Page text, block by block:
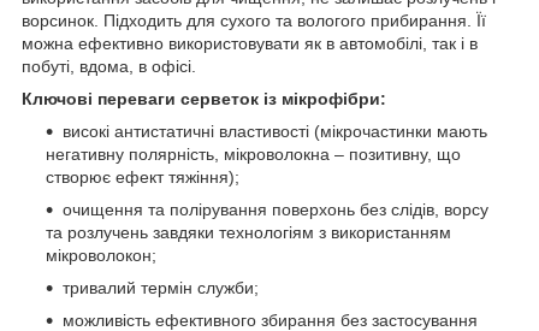
ворсинок. Підходить для сухого та вологого прибирання. Її
можна ефективно використовувати як в автомобілі, так і в
побуті, вдома, в офісі.
Ключові переваги серветок із мікрофібри:
високі антистатичні властивості (мікрочастинки мають
негативну полярність, мікроволокна – позитивну, що
створює ефект тяжіння);
очищення та полірування поверхонь без слідів, ворсу
та розлучень завдяки технологіям з використанням
мікроволокон;
тривалий термін служби;
можливість ефективного збирання без застосування